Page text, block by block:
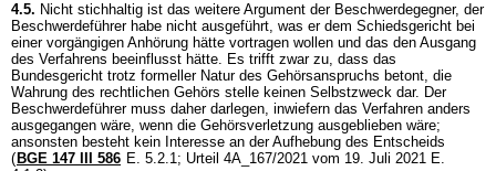
4.5. Nicht stichhaltig ist das weitere Argument der Beschwerdegegner, der
Beschwerdeführer habe nicht ausgeführt, was er dem Schiedsgericht bei
einer vorgängigen Anhörung hätte vortragen wollen und das den Ausgang
des Verfahrens beeinflusst hätte. Es trifft zwar zu, dass das
Bundesgericht trotz formeller Natur des Gehörsanspruchs betont, die
Wahrung des rechtlichen Gehörs stelle keinen Selbstzweck dar. Der
Beschwerdeführer muss daher darlegen, inwiefern das Verfahren anders
ausgegangen wäre, wenn die Gehörsverletzung ausgeblieben wäre;
ansonsten besteht kein Interesse an der Aufhebung des Entscheids
( BGE 147 III 586 E. 5.2.1; Urteil 4A_167/2021 vom 19. Juli 2021 E.